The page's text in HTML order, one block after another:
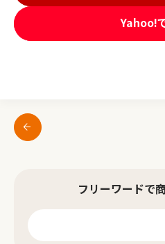
Yahoo!
フリーワードで